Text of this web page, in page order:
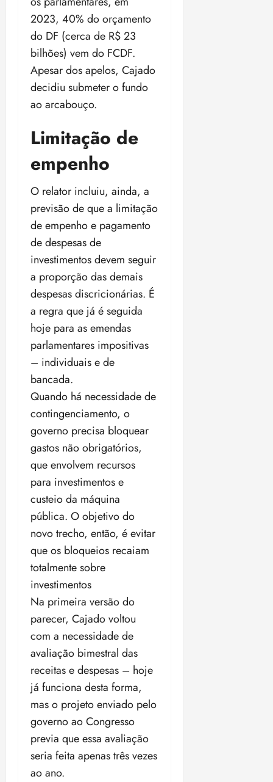
2023, 40% do orçamento
do DF (cerca de R$ 23
bilhões) vem do FCDF.
Apesar dos apelos, Cajado
decidiu submeter o fundo
ao arcabouço.
Limitação de
empenho
O relator incluiu, ainda, a
previsão de que a limitação
de empenho e pagamento
de despesas de
investimentos devem seguir
a proporção das demais
despesas discricionárias. É
a regra que já é seguida
hoje para as emendas
parlamentares impositivas
– individuais e de
bancada.
Quando há necessidade de
contingenciamento, o
governo precisa bloquear
gastos não obrigatórios,
que envolvem recursos
para investimentos e
custeio da máquina
pública. O objetivo do
novo trecho, então, é evitar
que os bloqueios recaiam
totalmente sobre
investimentos
Na primeira versão do
parecer, Cajado voltou
com a necessidade de
avaliação bimestral das
receitas e despesas – hoje
já funciona desta forma,
mas o projeto enviado pelo
governo ao Congresso
previa que essa avaliação
seria feita apenas três vezes
ao ano.